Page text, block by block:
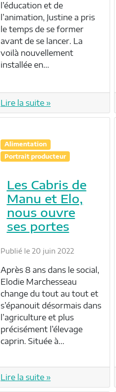
l’éducation et de
l’animation, Justine a pris
le temps de se former
avant de se lancer. La
voilà nouvellement
installée en…
Lire la suite »
Alimentation
Portrait producteur
Les Cabris de
Manu et Elo,
nous ouvre
ses portes
Publié le 20 juin 2022
Après 8 ans dans le social,
Elodie Marchesseau
change du tout au tout et
s’épanouit désormais dans
l’agriculture et plus
précisément l’élevage
caprin. Située à…
Lire la suite »